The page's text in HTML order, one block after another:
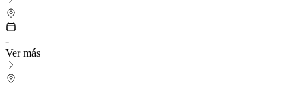
-
Ver más